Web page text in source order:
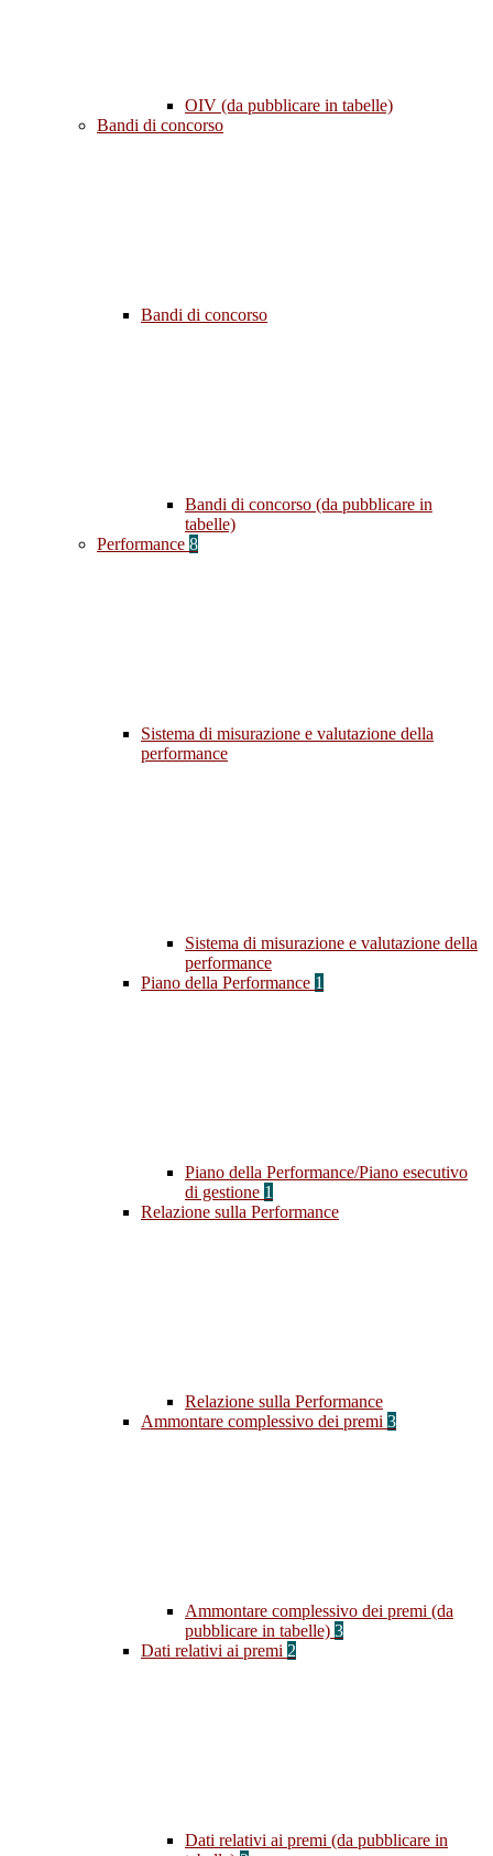
OIV (da pubblicare in tabelle)
Bandi di concorso
Bandi di concorso
Bandi di concorso (da pubblicare in
tabelle)
Performance 8
Sistema di misurazione e valutazione della
performance
Sistema di misurazione e valutazione della
performance
Piano della Performance 1
Piano della Performance/Piano esecutivo
di gestione 1
Relazione sulla Performance
Relazione sulla Performance
Ammontare complessivo dei premi 3
Ammontare complessivo dei premi (da
pubblicare in tabelle) 3
Dati relativi ai premi 2
Dati relativi ai premi (da pubblicare in